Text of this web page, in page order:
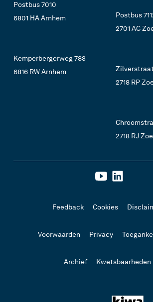
Postbus 7010
6801 HA Arnhem
Kemperbergerweg 783
6816 RW Arnhem
Postbus
2701 AC
2718 RP
2718 RJ
Feedback Cookies
Voorwaarden Privacy
Archief Kwetsbaarheden